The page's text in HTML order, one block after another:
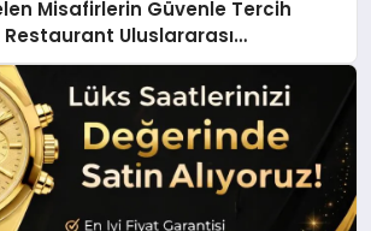
Misafirlerin Güvenle Tercih
Restaurant Uluslararası
Çekiyor